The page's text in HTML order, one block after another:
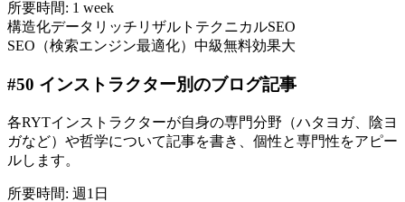
所要時間: 1 week
構造化データ リッチリザルト テクニカルSEO
SEO（検索エンジン最適化） 中級無料効果大
#50 インストラクター別のブログ記事
各RYTインストラクターが自身の専門分野（ハタヨガ、陰ヨ
ガなど）や哲学について記事を書き、個性と専門性をアピー
ルします。
所要時間: 週1日